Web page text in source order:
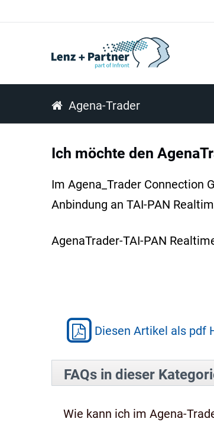
Agena-Trader
Ich möchte den
Im Agena_Trader Connection
Anbindung an TAI-PAN
AgenaTrader-TAI-PAN
Diesen Artikel als pdf
FAQs in dieser
Wie kann ich im Agena-